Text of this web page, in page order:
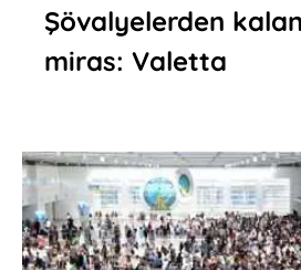
Şövalyelerden
miras: Valetta